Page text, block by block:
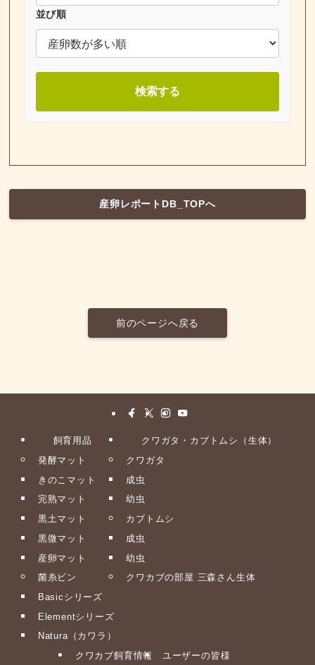
並び順
検索する
産卵レポートDB_TOPへ
前のページへ戻る
飼育用品
発酵マット
きのこマット
完熟マット
黒土マット
黒微マット
産卵マット
菌糸ビン
Basicシリーズ
Elementシリーズ
Natura（カワラ）
クワガタ・カブトムシ（生体）
クワガタ
成虫
幼虫
カブトムシ
成虫
幼虫
クワカブの部屋 三森さん生体
クワカブ飼育情報 ユーザーの皆様